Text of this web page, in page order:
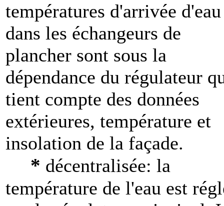
températures d'arrivée d'eau
dans les échangeurs de
plancher sont sous la
dépendance du régulateur
tient compte des données
extérieures, température et
insolation de la façade.
* décentralisée: la
température de l'eau est